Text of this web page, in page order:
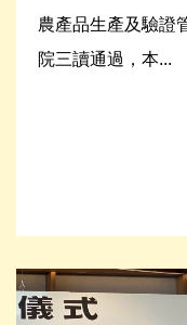
農產品生產及驗證
院三讀通過，本...